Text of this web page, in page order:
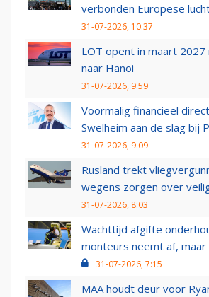
verbonden Europese
31-07-2026, 10:37
LOT opent in maart
naar Hanoi
31-07-2026, 9:59
Voormalig financieel
Swelheim aan de slag bij
31-07-2026, 9:09
Rusland trekt
wegens zorgen over
31-07-2026, 8:03
Wachttijd afgifte
monteurs neemt af,
31-07-2026, 7:15
MAA houdt deur voor